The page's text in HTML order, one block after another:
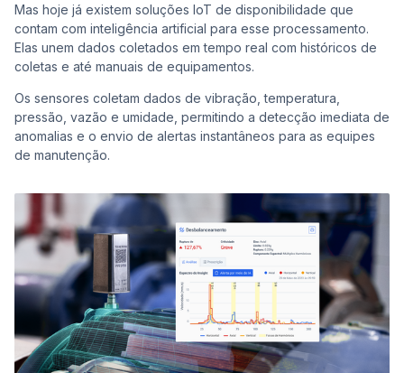
Mas hoje já existem soluções IoT de disponibilidade que
contam com inteligência artificial para esse processamento.
Elas unem dados coletados em tempo real com históricos de
coletas e até manuais de equipamentos.
Os sensores coletam dados de vibração, temperatura,
pressão, vazão e umidade, permitindo a detecção imediata de
anomalias e o envio de alertas instantâneos para as equipes
de manutenção.